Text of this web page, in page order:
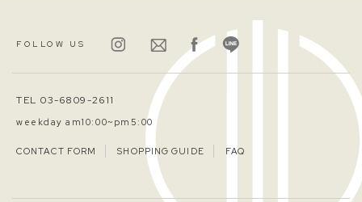
FOLLOW US
TEL 03-6809-2611
weekday am10:00~pm5:00
CONTACT FORM SHOPPING GUIDE FAQ